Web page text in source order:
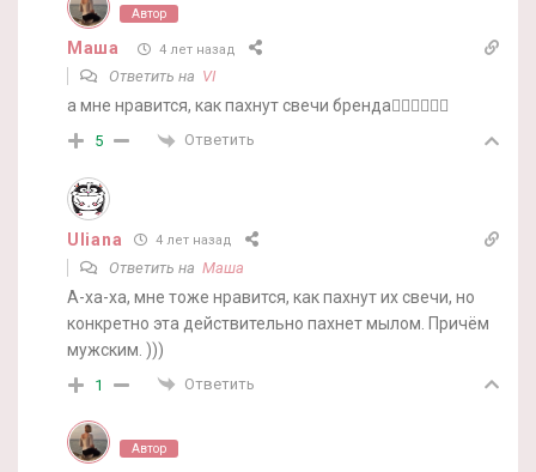
Автор
Маша 4 лет назад
Ответить на VI
а мне нравится, как пахнут свечи бренда🤷‍♀️🤷‍♀️🤷‍♀️
5 Ответить
Uliana 4 лет назад
Ответить на Маша
А-ха-ха, мне тоже нравится, как пахнут их свечи, но
конкретно эта действительно пахнет мылом. Причём
мужским. )))
1 Ответить
Автор